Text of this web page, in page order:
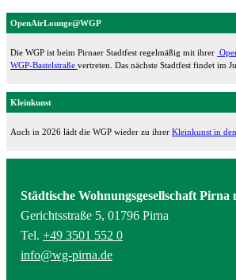
OpenAirLounge@WGP
Die WGP ist beim Pirnaer Stadtfest regelmäßig mit ihrer
WGP-Bastelstraße vertreten. Das nächste Stadtfest findet im
Kleinkunst
Auch in 2026 lädt die WGP wieder zu ihrer Kleinkunst in
Städtische Wohnungsgesellschaft Pirna
Gerichtsstraße 5, 01796 Pirna
Tel. +49 3501 552 0
info@wg-pirna.de